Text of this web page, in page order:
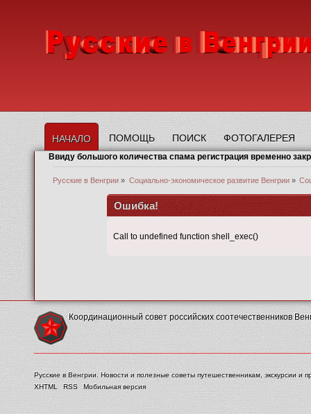
НАЧАЛО ПОМОЩЬ ПОИСК ФОТОГАЛЕРЕЯ
Ввиду большого количества спама регистрация временно
Русские в Венгрии » Социально-экономическое развитие Венгрии»
Ошибка!
Call to undefined function shell_exec()
Координационный совет российских соотечественников
Русские в Венгрии. Новости и полезные советы путешественникам, экскурсии
XHTML
RSS Мобильная версия